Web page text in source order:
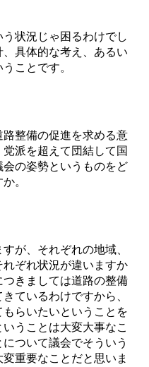
状況じゃ困るわけでし
具体的な考え、あるい
ことです。
整備の促進を求める意
派を超えて団結して国
の姿勢というものをど
。
が、それぞれの地域、
ぞれ状況が違いますか
きましては道路の整備
ているわけですから、
らいたいということを
うことは大変大事なこ
ついて議会でそういう
重要なことだと思いま